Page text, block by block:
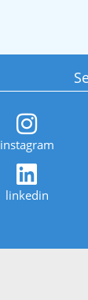
instagram
linkedin